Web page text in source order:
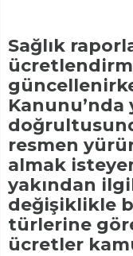
Sağlık
Kanunu’nda
resmen
almak
yakından
değişiklikle
türlerine
ücretler